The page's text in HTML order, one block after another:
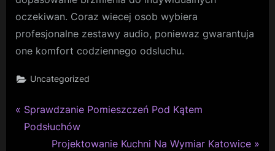
oczekiwan. Coraz wiecej osob wybiera
profesjonalne zestawy audio, poniewaz gwarantuja
one komfort codziennego odsluchu.
Uncategorized
Nawigacja
wpisu
P
r
Sprawdzanie Pomieszczeń Pod Kątem
Podsłuchów
N
Projektowanie Kuchni Na Wymiar Katowice